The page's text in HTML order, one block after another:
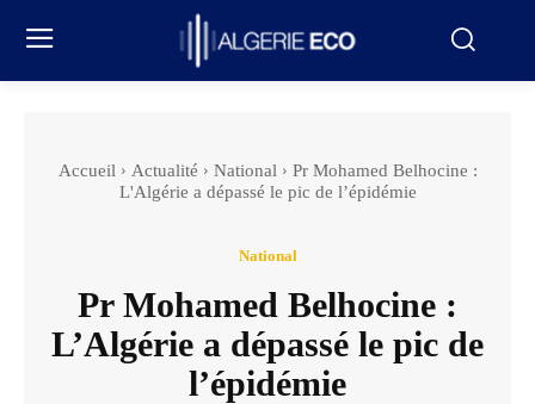
Accueil Actualité National
Pr Mohamed Belhocine :
L'Algérie a dépassé le pic de l’épidémie
National
Pr Mohamed Belhocine :
L’Algérie a dépassé le pic de
l’épidémie